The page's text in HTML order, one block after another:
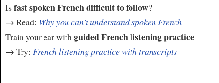
Isfast spoken French difficult to follow?
→ Read: Why you can't understand spoken French
Train your ear with guided French listening practice
→ Try: French listening practice with transcripts